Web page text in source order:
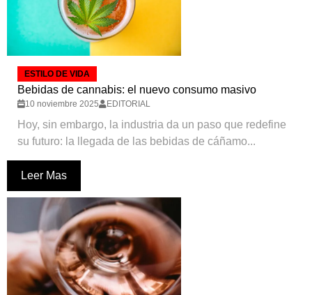
ESTILO DE VIDA
Bebidas de cannabis: el nuevo consumo masivo
10 noviembre 2025 EDITORIAL
Hoy, sin embargo, la industria da un paso que redefine
su futuro: la llegada de las bebidas de cáñamo...
Leer Mas